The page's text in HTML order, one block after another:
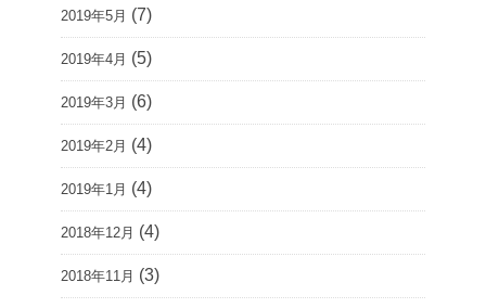
2019年5月 (7)
2019年4月 (5)
2019年3月 (6)
2019年2月 (4)
2019年1月 (4)
2018年12月 (4)
2018年11月 (3)